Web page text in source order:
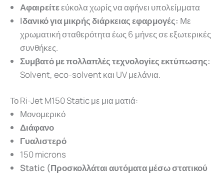
Αφαιρείτεεύκολα χωρίς να αφήνει υπολείμματα
Iδανικό για μικρής διάρκειας εφαρμογές: Με
χρωματική σταθερότητα έως 6 μήνες σε εξωτερικές
συνθήκες.
Συμβατό με πολλαπλές τεχνολογίες εκτύπωσης:
Solvent, eco-solvent και UV μελάνια.
Το Ri-Jet M150 Static με μια ματιά:
Μονομερικό
Διάφανο
Γυαλιστερό
150 microns
Static (Προσκολλάται αυτόματα μέσω στατικού